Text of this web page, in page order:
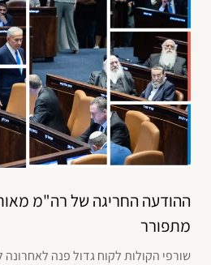
ההודעה החריגה של רה"מ
מתפורר
שורפי הקולות לקוח גדול פנה לאחרונה